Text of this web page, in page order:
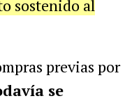
sostenido al
previas por
se